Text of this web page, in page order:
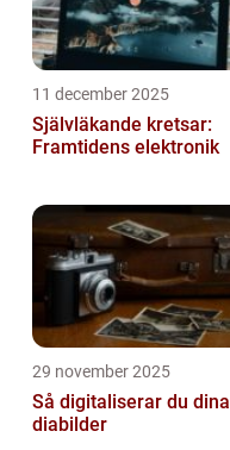
11 december 2025
Självläkande kretsar:
Framtidens elektronik
29 november 2025
Så digitaliserar du dina
diabilder